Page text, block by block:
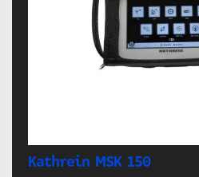
Kathrein MSK 150